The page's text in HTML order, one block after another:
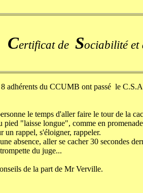
Certificat de Sociabilité et
adhérents du CCUMB ont passé le
le temps d'aller faire le tour de la
pied "laisse longue", comme en
un rappel, s'éloigner, rappeler.
absence, aller se cacher 30 secondes
du juge...
de la part de Mr Verville.